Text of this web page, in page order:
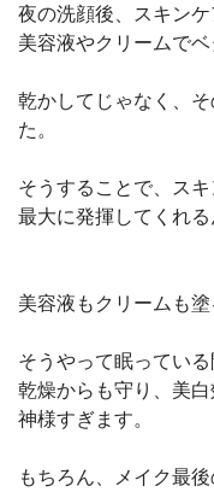
夜の洗顔後、スキン
美容液やクリームで
乾かしてじゃなく、
た。
そうすることで、ス
最大に発揮してくれる
美容液もクリームも塗
そうやって眠ってい
乾燥からも守り、美白
神様すぎます。
もちろん、メイク最